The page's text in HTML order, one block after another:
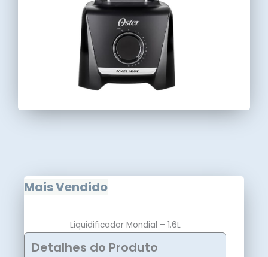
Mais Vendido
Liquidificador Mondial – 1.6L
Detalhes do Produto